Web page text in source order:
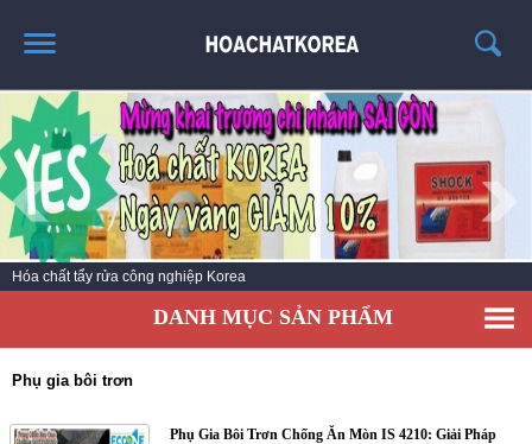
TRANG CHỦ
GIỚI THIỆU
THÔNG TIN SẢN PHẨM
TIN TỨC
LIÊN HỆ
Hóa chất tẩy rửa công nghiệp Korea
DANH MỤC SẢN PHẨM
Phụ gia bôi trơn
Phụ Gia Bôi Trơn Chống Ăn Mòn IS 4210: Giải Pháp